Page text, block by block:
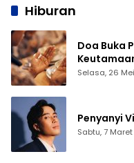
Hiburan
Doa Buka
Selasa, 26
Penyanyi
Sabtu, 7